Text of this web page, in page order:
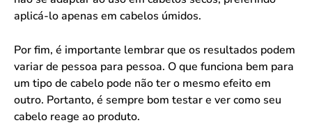
aplicá-lo apenas em cabelos úmidos.
Por fim, é importante lembrar que os resultados podem
variar de pessoa para pessoa. O que funciona bem para
um tipo de cabelo pode não ter o mesmo efeito em
outro. Portanto, é sempre bom testar e ver como seu
cabelo reage ao produto.